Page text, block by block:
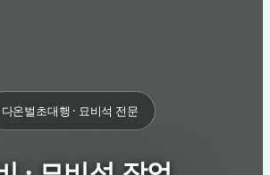
다온벌초대행 · 묘비석 전문